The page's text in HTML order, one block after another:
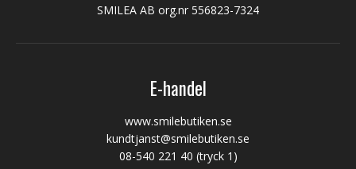
SMILEA AB org.nr 556823-7324
E-handel
www.smilebutiken.se
kundtjanst@smilebutiken.se
08-540 221 40 (tryck 1)